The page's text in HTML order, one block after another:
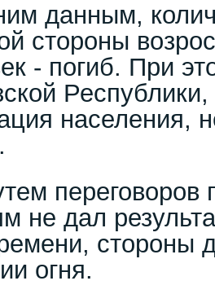
данным,
стороны
- погиб. При
населения,
переговоров
не дал
стороны
огня.